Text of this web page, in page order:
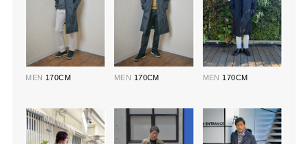
MEN 170CM MEN 170CM MEN 170CM